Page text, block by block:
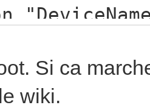
Si ca
wiki.